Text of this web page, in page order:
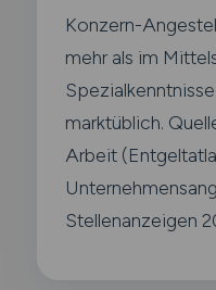
Konzern-
mehr als im
marktüblich.
Arbeit
Stellenanzeigen